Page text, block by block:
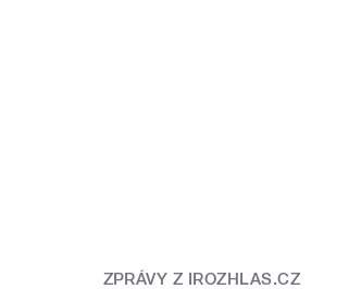
ZPRÁVY Z IROZHLAS.CZ